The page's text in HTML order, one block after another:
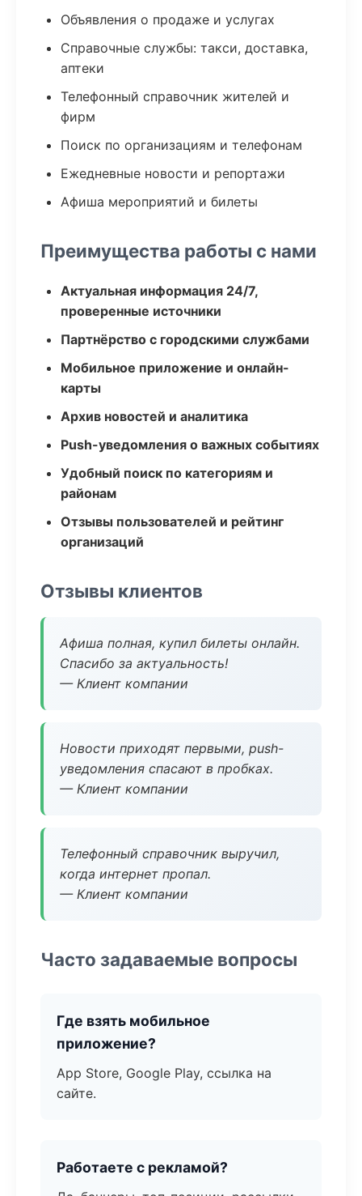
Объявления о продаже и услугах
Справочные службы: такси, доставка,
аптеки
Телефонный справочник жителей и
фирм
Поиск по организациям и телефонам
Ежедневные новости и репортажи
Афиша мероприятий и билеты
Преимущества работы с нами
Актуальная информация 24/7,
проверенные источники
Партнёрство с городскими службами
Мобильное приложение и онлайн-
карты
Архив новостей и аналитика
Push-уведомления о важных событиях
Удобный поиск по категориям и
районам
Отзывы пользователей и рейтинг
организаций
Отзывы клиентов
Афиша полная, купил билеты онлайн.
Спасибо за актуальность!
— Клиент компании
Новости приходят первыми, push-
уведомления спасают в пробках.
— Клиент компании
Телефонный справочник выручил,
когда интернет пропал.
— Клиент компании
Часто задаваемые вопросы
Где взять мобильное
приложение?
App Store, Google Play, ссылка на
сайте.
Работаете с рекламой?